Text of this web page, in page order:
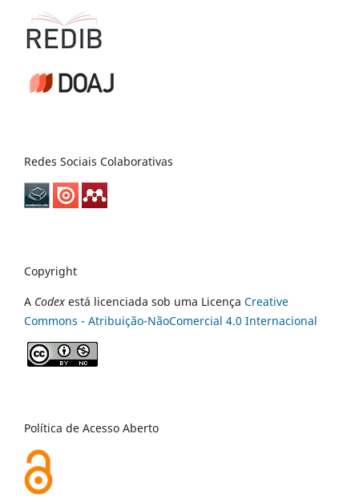
Redes Sociais Colaborativas
Copyright
A Codex está licenciada sob uma Licença Creative
Commons - Atribuição-NãoComercial 4.0 Internacional
Política de Acesso Aberto